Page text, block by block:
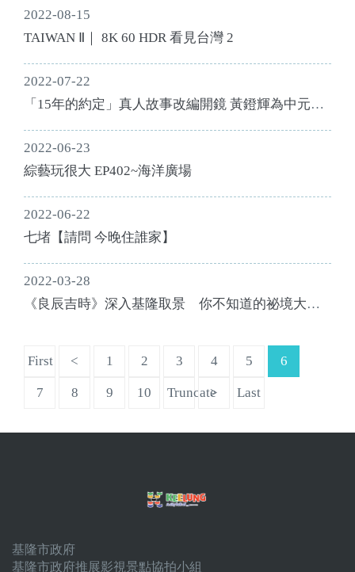
2022-08-15
TAIWAN Ⅱ｜ 8K 60 HDR 看見台灣 2
2022-07-22
「15年的約定」真人故事改編開鏡 黃鐙輝為中元祭
2022-06-23
綜藝玩很大 EP402~海洋廣場
2022-06-22
七堵【請問 今晚住誰家】
2022-03-28
《良辰吉時》深入基隆取景 你不知道的祕境大公
First < 1 2 3 4 5 6
7 8 9 10 Truncate
> Last
基隆市政府
基隆市政府推展影視景點協拍小組